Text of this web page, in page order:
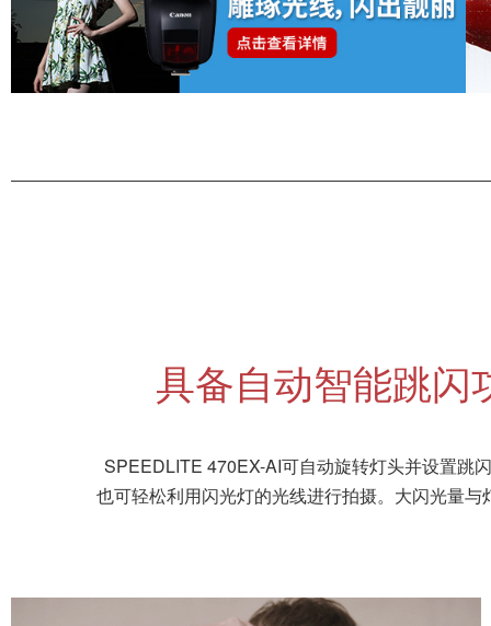
SPEEDLITE 470EX-AI可自动旋转灯头并设置跳
也可轻松利用闪光灯的光线进行拍摄。大闪光量
具备自动智能跳闪功能